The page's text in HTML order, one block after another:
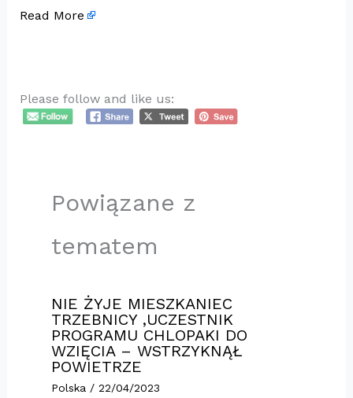
Read More
Please follow and like us:
Powiązane z
tematem
NIE ŻYJE MIESZKANIEC
TRZEBNICY ,UCZESTNIK
PROGRAMU CHLOPAKI DO
WZIĘCIA – WSTRZYKNĄŁ
POWIETRZE
Polska/ 22/04/2023